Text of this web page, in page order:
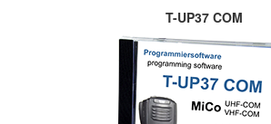
T-UP37 COM